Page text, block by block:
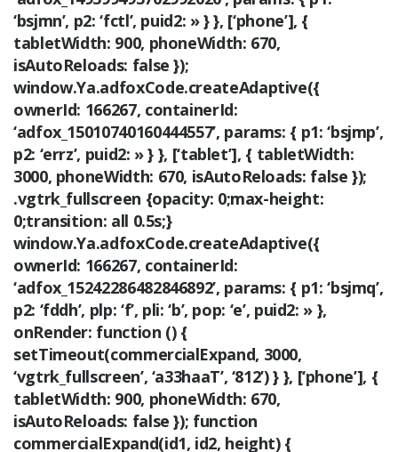
‘bsjmn’, p2: ‘fctl’, puid2: » } }, [‘phone’], {
tabletWidth: 900, phoneWidth: 670,
isAutoReloads: false });
window.Ya.adfoxCode.createAdaptive({
ownerId: 166267, containerId:
‘adfox_15010740160444557’, params: { p1: ‘bsjmp’,
p2: ‘errz’, puid2: » } }, [‘tablet’], { tabletWidth:
3000, phoneWidth: 670, isAutoReloads: false });
.vgtrk_fullscreen {opacity: 0;max-height:
0;transition: all 0.5s;}
window.Ya.adfoxCode.createAdaptive({
ownerId: 166267, containerId:
‘adfox_15242286482846892’, params: { p1: ‘bsjmq’,
p2: ‘fddh’, plp: ‘f’, pli: ‘b’, pop: ‘e’, puid2: » },
onRender: function () {
setTimeout(commercialExpand, 3000,
‘vgtrk_fullscreen’, ‘a33haaT’, ‘812’) } }, [‘phone’], {
tabletWidth: 900, phoneWidth: 670,
isAutoReloads: false }); function
commercialExpand(id1, id2, height) {